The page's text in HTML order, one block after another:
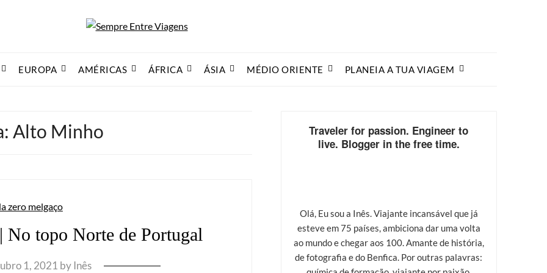
EUROPA AMÉRICAS ÁFRICA ÁSIA MÉDIO ORIENTE PLANEIA A TUA VIAGEM
Alto Minho
No topo Norte de Portugal
1, 2021 byInês
Traveler for passion. Engineer to
live. Blogger in the free time.
Olá, Eu sou a Inês. Viajante incansável que já
esteve em 75 países, ambiciona dar uma volta
ao mundo e chegar aos 100. Amante de história,
de fotografia e do Benfica. Por outras palavras: